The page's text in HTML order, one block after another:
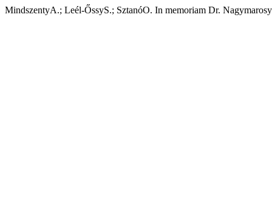
MindszentyA.; Leél-ŐssyS.; SztanóO. In memoriam Dr.